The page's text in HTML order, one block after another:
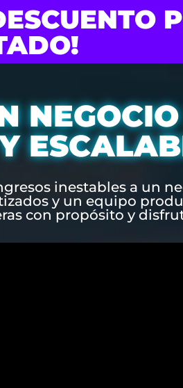
inestables a un
y un equipo
con propósito y